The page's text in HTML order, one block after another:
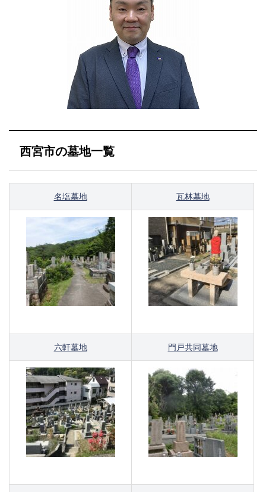
西宮市の墓地一覧
名塩墓地 瓦林墓地
六軒墓地 門戸共同墓地